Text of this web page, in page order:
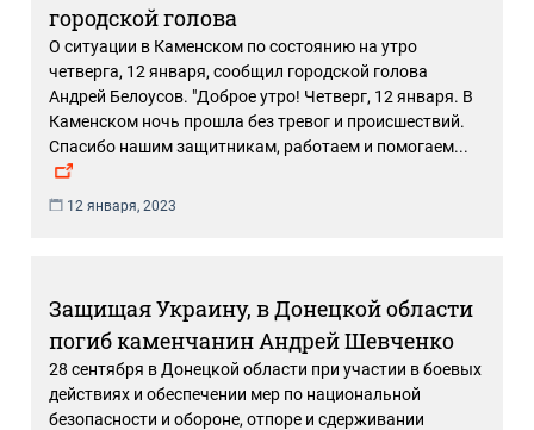
городской голова
О ситуации в Каменском по состоянию на утро
четверга, 12 января, сообщил городской голова
Андрей Белоусов. "Доброе утро! Четверг, 12 января. В
Каменском ночь прошла без тревог и происшествий.
Спасибо нашим защитникам, работаем и помогаем...
12 января, 2023
Защищая Украину, в Донецкой области
погиб каменчанин Андрей Шевченко
28 сентября в Донецкой области при участии в боевых
действиях и обеспечении мер по национальной
безопасности и обороне, отпоре и сдерживании